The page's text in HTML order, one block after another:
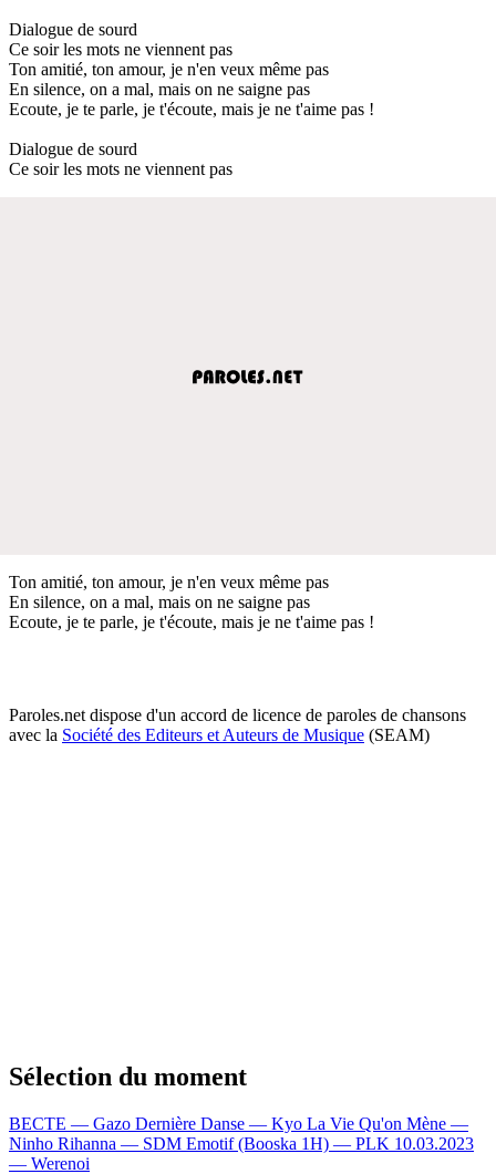
Dialogue de sourd
Ce soir les mots ne viennent pas
Ton amitié, ton amour, je n'en veux même pas
En silence, on a mal, mais on ne saigne pas
Ecoute, je te parle, je t'écoute, mais je ne t'aime pas !
Dialogue de sourd
Ce soir les mots ne viennent pas
Ton amitié, ton amour, je n'en veux même pas
En silence, on a mal, mais on ne saigne pas
Ecoute, je te parle, je t'écoute, mais je ne t'aime pas !
Paroles.net dispose d'un accord de licence de paroles de chansons
avec la Société des Editeurs et Auteurs de Musique (SEAM)
Sélection du moment
BECTE — Gazo Dernière Danse — Kyo La Vie Qu'on Mène —
Ninho Rihanna — SDM Emotif (Booska 1H) — PLK 10.03.2023
— Werenoi